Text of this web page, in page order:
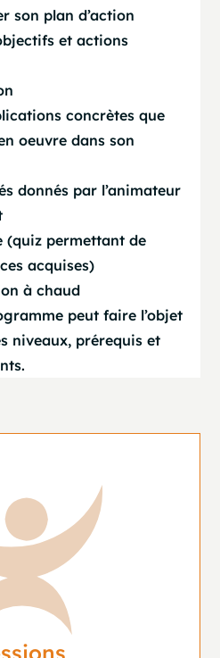
son plan d’action
et actions
concrètes que
oeuvre dans son
donnés par l’animateur
(quiz permettant de
acquises)
à chaud
peut faire l’objet
niveaux, prérequis et